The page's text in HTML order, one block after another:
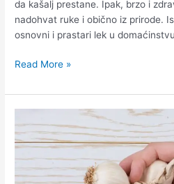
da kašalj prestane. Ipak, brzo i
nadohvat ruke i obično iz prirode.
osnovni i prastari lek u
Read More »
se
beli
luk
bori